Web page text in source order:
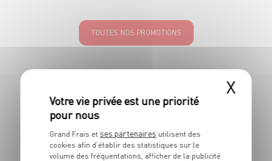
TOUTES NOS PROMOTIONS
LES MAGASINS
À PROXIMITÉ
X
Grand Frais et ses partenaires utilisent des
cookies afin d’établir des statistiques sur le
volume des fréquentations, afficher de la publicité